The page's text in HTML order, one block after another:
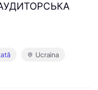
Ucraina